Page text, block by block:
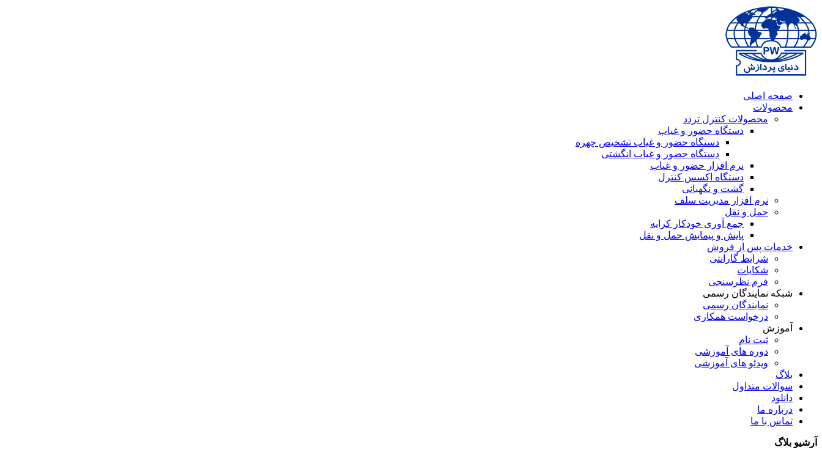
صفحه اصلی
محصولات
محصولات کنترل تردد
دستگاه حضور و غیاب
دستگاه حضور و غیاب تشخیص چهره
دستگاه حضور و غیاب انگشتی
نرم افزار حضور و غیاب
دستگاه اکسس کنترل
گشت و نگهبانی
نرم افزار مدیریت سلف
حمل و نقل
جمع آوری خودکار کرایه
پایش و پیمایش حمل و نقل
خدمات پس از فروش
شرایط گارانتی
شکایات
فرم نظرسنجی
شبکه نمایندگان رسمی
نمایندگان رسمی
درخواست همکاری
آموزش
ثبت نام
دوره های آموزشی
ویدئو های آموزشی
بلاگ
سوالات متداول
دانلود
درباره ما
تماس با ما
آرشیو بلاگ